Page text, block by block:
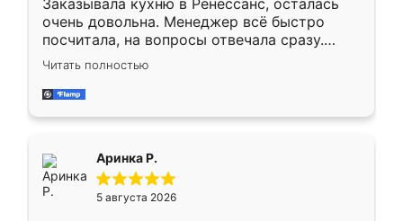
Заказывала кухню в Ренессанс, осталась
очень довольна. Менеджер всё быстро
посчитала, на вопросы отвечала сразу.
Замерщик приехал в субботу, подошёл к
делу со всей ответственностью. Собрали
за день, ребята работали аккуратно, даже
Читать полностью
Аринка Р.
5 августа 2026